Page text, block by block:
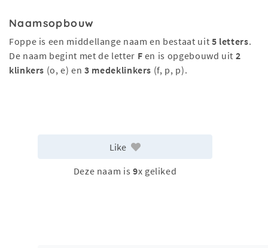
Naamsopbouw
Foppe is een middellange naam en bestaat uit 5 letters.
De naam begint met de letter F en is opgebouwd uit 2
klinkers (o, e) en3 medeklinkers (f, p, p).
Like
Deze naam is 9x geliked